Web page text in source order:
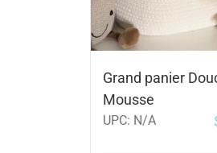
Grand panier
Mousse
UPC: N/A